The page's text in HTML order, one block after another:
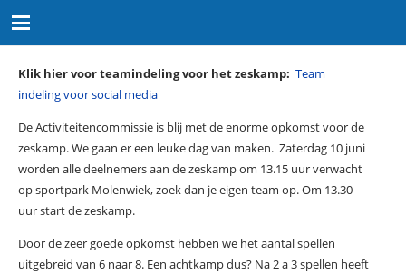
Klik hier voor teamindeling voor het zeskamp: Team
indeling voor social media
De Activiteitencommissie is blij met de enorme opkomst voor de
zeskamp. We gaan er een leuke dag van maken. Zaterdag 10 juni
worden alle deelnemers aan de zeskamp om 13.15 uur verwacht
op sportpark Molenwiek, zoek dan je eigen team op. Om 13.30
uur start de zeskamp.
Door de zeer goede opkomst hebben we het aantal spellen
uitgebreid van 6 naar 8. Een achtkamp dus? Na 2 a 3 spellen heeft